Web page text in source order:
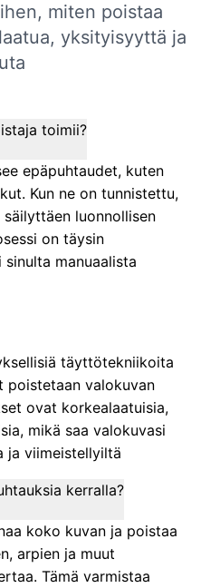
miten poistaa
yksityisyyttä ja
toimii?
epäpuhtaudet, kuten
Kun ne on tunnistettu,
luonnollisen
on täysin
manuaalista
täyttötekniikoita
poistetaan valokuvan
ovat korkealaatuisia,
mikä saa valokuvasi
ja viimeistellyiltä
kerralla?
koko kuvan ja poistaa
arpien ja muut
Tämä varmistaa